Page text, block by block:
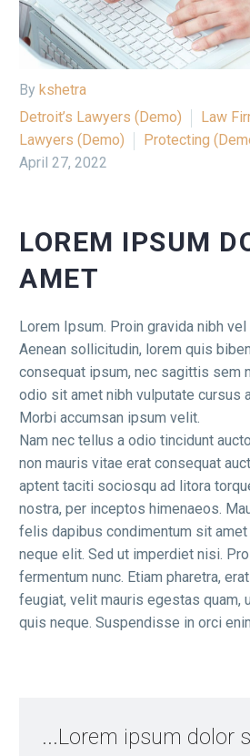
By kshetra
Detroit’s Lawyers (Demo)
Law
Lawyers (Demo)
Protecting
April 27, 2022
LOREM IPSUM
AMET
Lorem Ipsum. Proin gravida nibh
Aenean sollicitudin, lorem quis
consequat ipsum, nec sagittis sem
odio sit amet nibh vulputate cursus
Morbi accumsan ipsum velit.
Nam nec tellus a odio tincidunt
non mauris vitae erat consequat
aptent taciti sociosqu ad litora
nostra, per inceptos himenaeos.
felis dapibus condimentum sit amet
neque elit. Sed ut imperdiet nisi.
fermentum nunc. Etiam pharetra,
feugiat, velit mauris egestas quam,
quis neque. Suspendisse in orci
...Lorem ipsum dolor